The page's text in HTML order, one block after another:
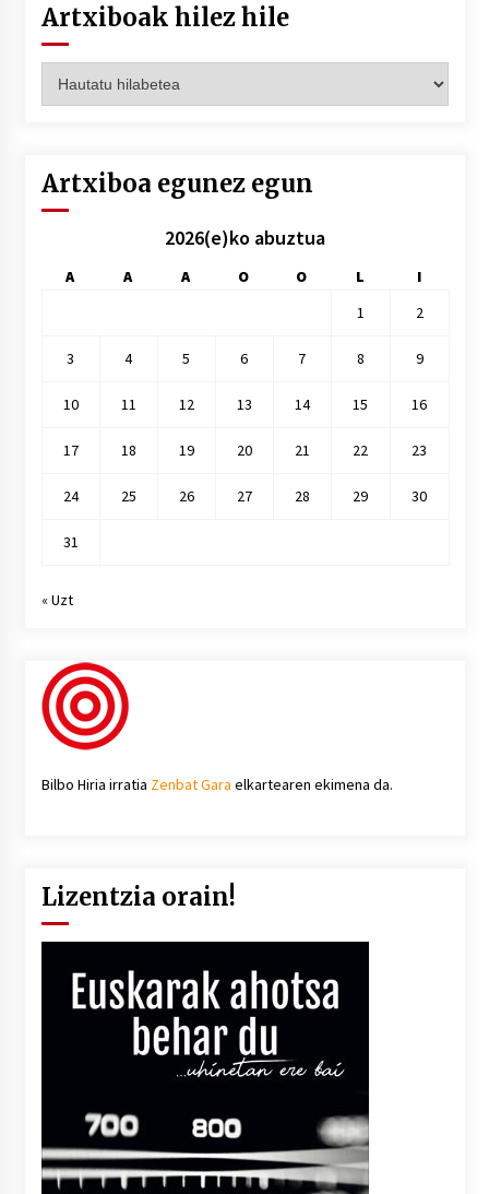
Artxiboak hilez hile
hilez
Artxiboa egunez egun
2026(e)ko abuztua
A A A O O L
I
1
2
3 4 5 6 7 8 9
10 11 12 13 14 15 16
17 18 19 20 21 22 23
24 25 26 27 28 29 30
31
« Uzt
Bilbo Hiria irratia Zenbat Gara elkartearen ekimena da.
Lizentzia orain!